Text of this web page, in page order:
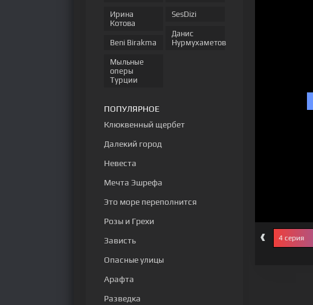
‹
1 серия 4 серия
Ирина
Котова
Beni Birakma
Мыльные
оперы
Турции
SesDizi
Данис
Нурмухаметов
ПОПУЛЯРНОЕ
Клюквенный щербет
Далекий город
Невеста
Мечта Эшрефа
Это море переполнится
Розы и Грехи
Зависть
Опасные улицы
Арафта
Разведка